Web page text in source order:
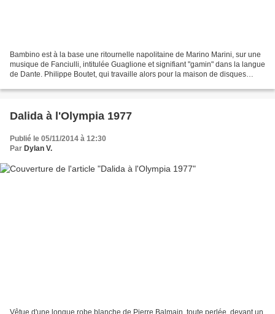
Bambino est à la base une ritournelle napolitaine de Marino Marini, sur une
musique de Fanciulli, intitulée Guaglione et signifiant "gamin" dans la langue
de Dante. Philippe Boutet, qui travaille alors pour la maison de disques
Dalida à l'Olympia 1977
Publié le 05/11/2014 à 12:30
Par Dylan V.
Vêtue d'une longue robe blanche de Pierre Balmain, toute perlée, devant un